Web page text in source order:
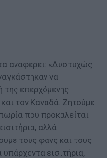
αναφέρει: «Δυστυχώς
να
της επερχόμενης
τον Καναδά. Ζητούμε
που προκαλείται
αλλά
τους φανς και τους
εισιτήρια,